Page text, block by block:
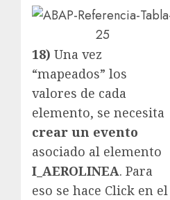
18) Una vez
“mapeados” los
valores de cada
elemento, se necesita
crear un evento
asociado al elemento
I_AEROLINEA. Para
eso se hace Click en el